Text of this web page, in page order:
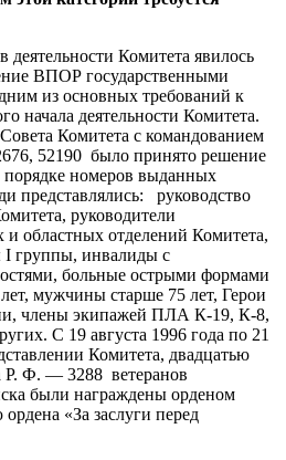
Комитета явилось
ВПОР государственными
из основных требований к
начала деятельности Комитета.
Комитета с командованием
52190 было принято решение
порядке номеров выданных
представлялись: руководство
руководители
и областных отделений Комитета,
I группы, инвалиды с
больные острыми формами
мужчины старше 75 лет, Герои
члены экипажей ПЛА К-19, К-8,
С 19 августа 1996 года по 21
Комитета, двадцатью
Р. Ф. — 3288 ветеранов
были награждены орденом
«За заслуги перед